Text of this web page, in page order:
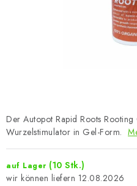
Datenschutzerklärung
Der Autopot Rapid Roots
Wurzelstimulator in Gel-Form.
auf Lager (10 Stk.)
12.08.2026